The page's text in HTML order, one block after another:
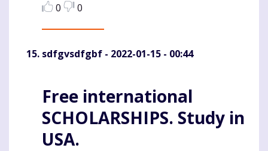
0
0
sdfgvsdfgbf - 2022-01-15 - 00:44
Free international
SCHOLARSHIPS. Study in
USA.